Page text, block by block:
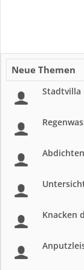
Neue Themen
Stadtvilla
Knacken